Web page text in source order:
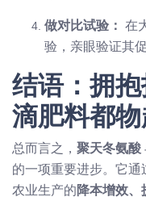
做对比试验： 在
验，亲眼验证其
结语：拥
滴肥料都
总而言之， 聚天冬氨酸
的一项重要进步。它通
农业生产的降本增效、